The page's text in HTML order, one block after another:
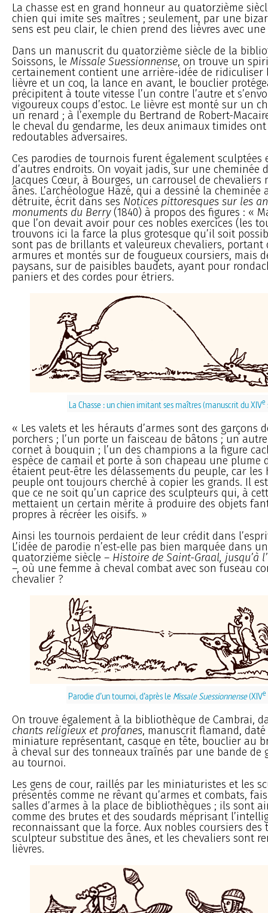
La chasse est en grand honneur au quatorzième
chien qui imite ses maîtres ; seulement, par une
sens est peu clair, le chien prend des lièvres avec
Dans un manuscrit du quatorzième siècle de la
Soissons, le Missale Suessionnense, on trouve un
certainement contient une arrière-idée de ridiculiser
lièvre et un coq, la lance en avant, le bouclier
précipitent à toute vitesse l’un contre l’autre et
vigoureux coups d’estoc. Le lièvre est monté sur un
un renard ; à l’exemple du Bertrand de Robert-
le cheval du gendarme, les deux animaux timides
redoutables adversaires.
Ces parodies de tournois furent également sculptées
d’autres endroits. On voyait jadis, sur une cheminée
Jacques Cœur, à Bourges, un carrousel de chevaliers
ânes. L’archéologue Hazé, qui a dessiné la cheminée
détruite, écrit dans ses Notices pittoresques sur les
monuments du Berry(1840) à propos des figures : «
que l’on devait avoir pour ces nobles exercices (les
trouvons ici la farce la plus grotesque qu’il soit
sont pas de brillants et valeureux chevaliers, portant
armures et montés sur de fougueux coursiers, mais
paysans, sur de paisibles baudets, ayant pour
paniers et des cordes pour étriers.
La Chasse : un chien imitant ses maîtres (manuscrit du XIVe
« Les valets et les hérauts d’armes sont des garçons
porchers ; l’un porte un faisceau de bâtons ; un
cornet à bouquin ; l’un des champions a la figure
espèce de camail et porte à son chapeau une plume
étaient peut-être les délassements du peuple, car les
peuple ont toujours cherché à copier les grands. Il
que ce ne soit qu’un caprice des sculpteurs qui, à
mettaient un certain mérite à produire des objets
propres à récréer les oisifs. »
Ainsi les tournois perdaient de leur crédit dans
L’idée de parodie n’est-elle pas bien marquée dans
quatorzième siècle – Histoire de Saint-Graal, jusqu’à
–, où une femme à cheval combat avec son fuseau
chevalier ?
Parodie d’un tournoi, d’après le Missale Suessionnense(XIVe
On trouve également à la bibliothèque de Cambrai,
chants religieux et profanes, manuscrit flamand, daté
miniature représentant, casque en tête, bouclier au
à cheval sur des tonneaux traînés par une bande de
au tournoi.
Les gens de cour, raillés par les miniaturistes et les
présentés comme ne rêvant qu’armes et combats,
salles d’armes à la place de bibliothèques ; ils sont
comme des brutes et des soudards méprisant
reconnaissant que la force. Aux nobles coursiers des
sculpteur substitue des ânes, et les chevaliers sont
lièvres.